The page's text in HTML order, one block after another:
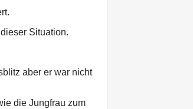
Situation.
aber er war nicht
die Jungfrau zum